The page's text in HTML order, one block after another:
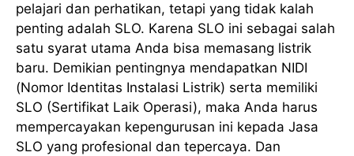
pelajari dan perhatikan, tetapi yang tidak kalah
penting adalah SLO. Karena SLO ini sebagai salah
satu syarat utama Anda bisa memasang listrik
baru. Demikian pentingnya mendapatkan NIDI
(Nomor Identitas Instalasi Listrik) serta memiliki
SLO (Sertifikat Laik Operasi), maka Anda harus
mempercayakan kepengurusan ini kepada Jasa
SLO yang profesional dan tepercaya. Dan